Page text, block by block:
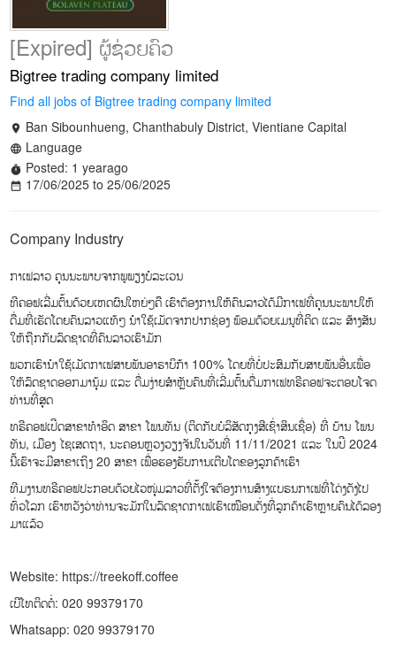
[Expired] ຜູ້ຊ່ວຍຄົວ
Bigtree trading company limited
Find all jobs of Bigtree trading company limited
location_on Ban Sibounhueng, Chanthabuly District, Vientiane Capital
language Language
timer Posted: 1 yearago
date_range 17/06/2025 to 25/06/2025
Company Industry
ກາເຟລາວ ຄຸນນະພາບຈາກພູພຽງບໍລະເວນ
ທີຄອຟເລີ່ມຕົ້ນດ້ວຍເຫດຜົນໃຫຍ່ໆຄື ເຮົາຕ້ອງການໃຫ້ຄົນລາວໄດ້ມີກາເຟທີ່ຄຸນນະພາບໃຫ້
ດື່ມທີ່ເຮັດໂດຍຄົນລາວແທ້ໆ ນຳໃຊ້ເມັດຈາກປາກຊ່ອງ ພ້ອມດ້ວຍເມນູທີ່ຄິດ ແລະ ສ້າງສັນ
ໃຫ້ຖືກກັບລົດຊາດທີ່ຄົນລາວເຮົາມັກ
ພວກເຮົານຳໃຊ້ເມັດກາເຟສາຍພັນອາຣາບິກ້າ 100% ໂດຍທີ່ບໍ່ປະສົມກັບສາຍພັນອື່ນເພື່ອ
ໃຫ້ລົດຊາດອອກມານຸ້ມ ແລະ ດື່ມງ່າຍສຳຫຼັບຄົນທີ່ເລີ່ມຕົ້ນດື່ມກາເຟທຣີຄອຟຈະຕອບໂຈດ
ທ່ານທີ່ສຸດ
ທຣີຄອຟເປີດສາຂາທຳອິດ ສາຂາ ໂພນທັນ (ຕິດກັບບໍລິສັດກຸງສີເຊົ່າສິນເຊື່ອ) ທີ່ ບ້ານ ໂພນ
ທັນ, ເມືອງ ໄຊເສດຖາ, ນະຄອນຫຼວງວຽງຈັນໃນວັນທີ່ 11/11/2021 ແລະ ໃນປີ 2024
ນີ້ເຮົາຈະມີສາຂາເຖິງ 20 ສາຂາ ເພື່ອຮອງຮັບການເຕີບໂຕຂອງລູກຄ້າເຮົາ
ທີມງານທຣີຄອຟປະກອບດ້ວຍໄວໜຸ່ມລາວທີ່ຕັ້ງໃຈຕ້ອງການສ້າງແບຣນກາເຟທີ່ໂດ່ງດັງໄປ
ທົ່ວໂລກ ເຮົາຫວັງວ່າທ່ານຈະມັກໃນລົດຊາດກາເຟເຮົາເໝືອນດັ່ງທີ່ລູກຄ້າເຮົາຫຼາຍຄົນໄດ້ລອງ
ມາແລ້ວ
Website: https://treekoff.coffee
ເບີໂທຕິດຕໍ່: 020 99379170
Whatsapp: 020 99379170